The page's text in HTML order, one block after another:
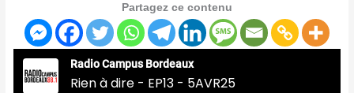
Partagez ce contenu
Radio Campus Bordeaux
Rien à dire - EP13 - 5AVR25